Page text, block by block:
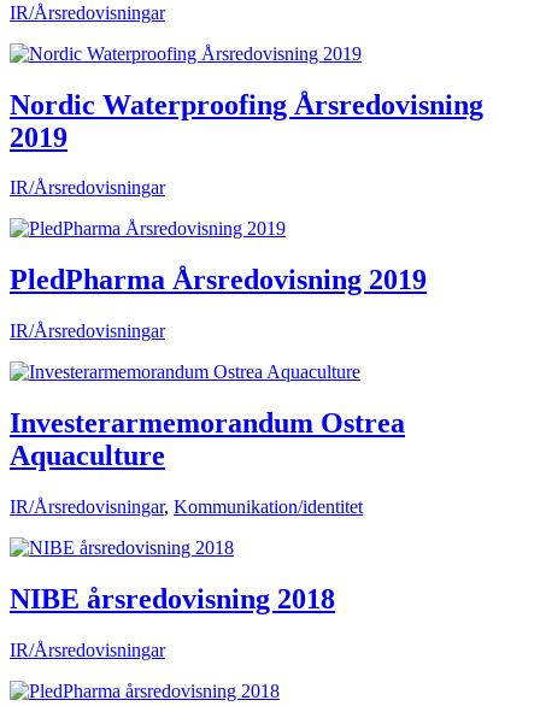
IR/Årsredovisningar
Nordic Waterproofing Årsredovisning
2019
IR/Årsredovisningar
PledPharma Årsredovisning 2019
IR/Årsredovisningar
Investerarmemorandum Ostrea
Aquaculture
IR/Årsredovisningar, Kommunikation/identitet
NIBE årsredovisning 2018
IR/Årsredovisningar